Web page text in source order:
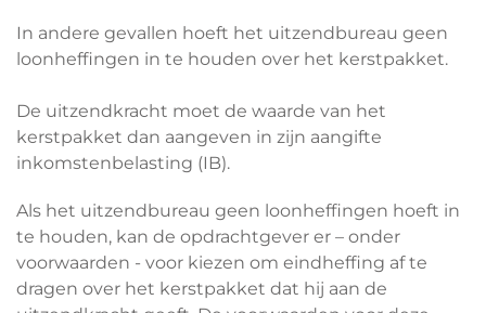
In andere gevallen hoeft het uitzendbureau geen
loonheffingen in te houden over het kerstpakket.
De uitzendkracht moet de waarde van het
kerstpakket dan aangeven in zijn aangifte
inkomstenbelasting (IB).
Als het uitzendbureau geen loonheffingen hoeft in
te houden, kan de opdrachtgever er – onder
voorwaarden - voor kiezen om eindheffing af te
dragen over het kerstpakket dat hij aan de